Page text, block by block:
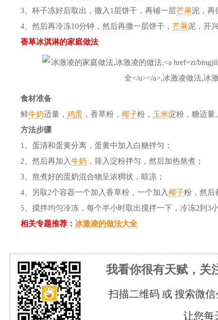
3、杯子冻好后取出，撒入1层饼干，再铺一层芒果泥，再
4、然后再冷冻10分钟，然后再撒一层饼干， 芒果泥，开
香草冰淇淋的家庭做法
食材准备
鲜牛奶适量， 鸡蛋 ，香草粉， 椰子粉， 玉米淀粉 ，糖适量
方法步骤
1、蛋清和蛋黄分离，蛋黄中加入白糖拌匀；
2、然后再加入牛奶 ，筛入淀粉拌匀，然后加热熬煮；
3、熬煮好的蛋奶混合物呈浓稠状，晾凉；
4、另取2个容器一个加入香草粉，一个加入椰子粉，然后
5、搅拌均匀冷冻，每个半小时取出搅拌一下，冷冻2到3
相关专题推荐： 冰激凌的做法大全
我看你很有天赋，关
扫描二维码 或 搜索微
让您每